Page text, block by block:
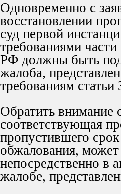
Одновременно с
восстановлении
суд первой
требованиями
РФ должны быть
жалоба,
требованиям
Обратить внимание
соответствующая
пропустившего
обжалования, может
непосредственно в
жалобе,